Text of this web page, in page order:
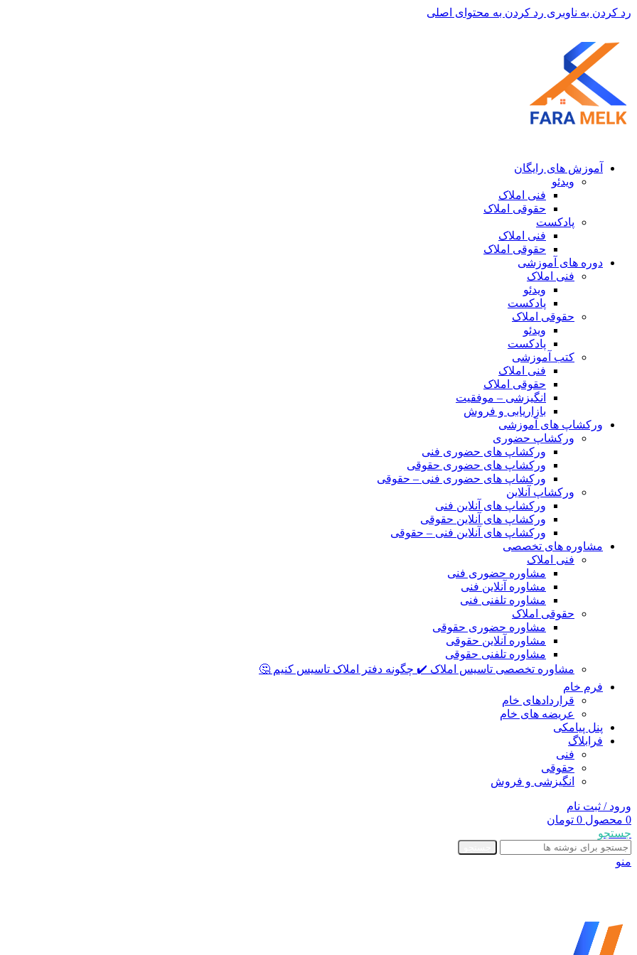
رد کردن به ناوبری رد کردن به محتوای اصلی
آموزش های رایگان
ویدئو
فنی املاک
حقوقی املاک
پادکست
فنی املاک
حقوقی املاک
دوره های آموزشی
فنی املاک
ویدئو
پادکست
حقوقی املاک
ویدئو
پادکست
کتب آموزشی
فنی املاک
حقوقی املاک
انگیزشی – موفقیت
بازاریابی و فروش
ورکشاپ های آموزشی
ورکشاپ حضوری
ورکشاپ های حضوری فنی
ورکشاپ های حضوری حقوقی
ورکشاپ های حضوری فنی – حقوقی
ورکشاپ آنلاین
ورکشاپ های آنلاین فنی
ورکشاپ های آنلاین حقوقی
ورکشاپ های آنلاین فنی – حقوقی
مشاوره های تخصصی
فنی املاک
مشاوره حضوری فنی
مشاوره آنلاین فنی
مشاوره تلفنی فنی
حقوقی املاک
مشاوره حضوری حقوقی
مشاوره آنلاین حقوقی
مشاوره تلفنی حقوقی
مشاوره تخصصی تاسیس املاک ✔️ چگونه دفتر املاک تاسیس کنیم 🤔
فرم خام
قراردادهای خام
عریضه های خام
پنل پیامکی
فرابلاگ
فنی
حقوقی
انگیزشی و فروش
ورود / ثبت نام
0 محصول 0 تومان
جستجو
منو